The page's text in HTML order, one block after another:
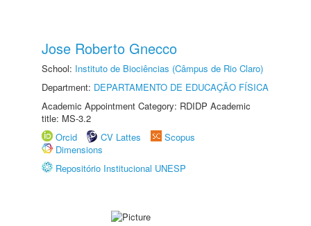
Jose Roberto Gnecco
School: Instituto de Biociências (Câmpus de Rio Claro)
Department: DEPARTAMENTO DE EDUCAÇÃO FÍSICA
Academic Appointment Category: RDIDP Academic
title: MS-3.2
Orcid
CV Lattes
Scopus
Dimensions
Repositório Institucional UNESP